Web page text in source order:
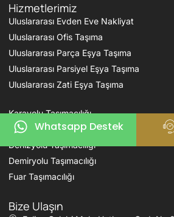
Hizmetlerimiz
Uluslararası Evden Eve Nakliyat
Uluslararası Ofis Taşıma
Uluslararası Parça Eşya Taşıma
Uluslararası Parsiyel Eşya Taşıma
Uluslararası Zati Eşya Taşıma
Karayolu Taşımacılığı
Havayolu Taşımacılığı
Denizyolu Taşımacılığı
Demiryolu Taşımacılığı
Fuar Taşımacılığı
Bize Ulaşın
Whatsapp Destek